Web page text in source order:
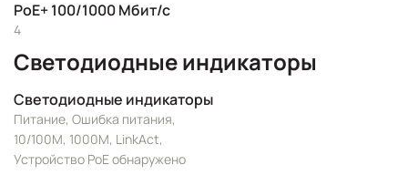
PoE+ 100/1000 Мбит/с
4
Светодиодные индикаторы
Светодиодные индикаторы
Питание, Ошибка питания,
10/100M, 1000M, LinkAct,
Устройство PoE обнаружено